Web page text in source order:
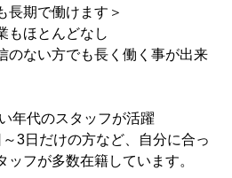
長期で働けます＞
もほとんどなし
のない方でも長く働く事が出来
年代のスタッフが活躍
3日だけの方など、自分に合っ
ッフが多数在籍しています。